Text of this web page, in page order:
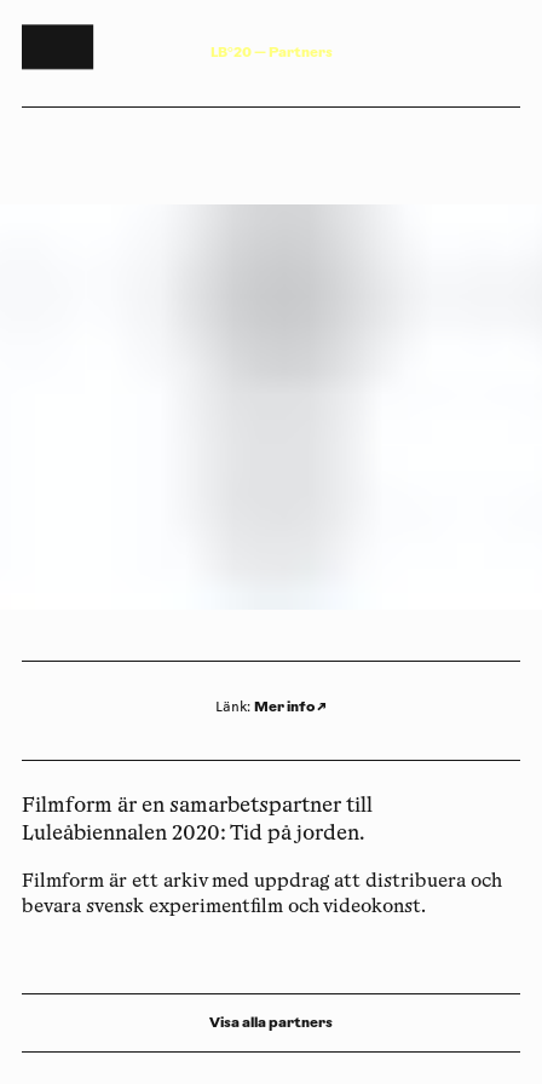
LB°20—Partners
Länk: Mer info↗
Filmform är en samarbetspartner till
Luleåbiennalen 2020: Tid på jorden.
Filmform är ett arkiv med uppdrag att distribuera och
bevara svensk experimentfilm och videokonst.
Visa alla partners